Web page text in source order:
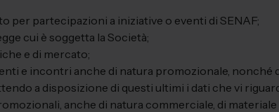
per partecipazioni a iniziative o eventi di SENAF;
cui è soggetta la Società;
e di mercato;
e incontri anche di natura promozionale,
a disposizione di questi ultimi i dati che vi
anche di natura commerciale, di